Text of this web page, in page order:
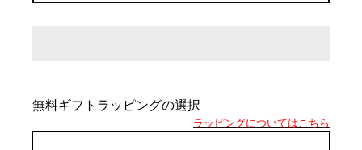
無料ギフトラッピングの選択
ラッピングについてはこちら